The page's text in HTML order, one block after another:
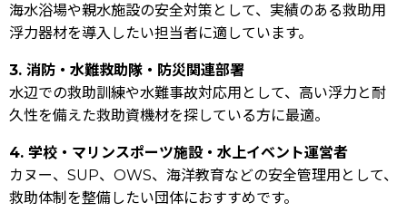
海水浴場や親水施設の安全対策として、実績のある救助用
浮力器材を導入したい担当者に適しています。
3. 消防・水難救助隊・防災関連部署
水辺での救助訓練や水難事故対応用として、高い浮力と耐
久性を備えた救助資機材を探している方に最適。
4. 学校・マリンスポーツ施設・水上イベント運営者
カヌー、SUP、OWS、海洋教育などの安全管理用として、
救助体制を整備したい団体におすすめです。